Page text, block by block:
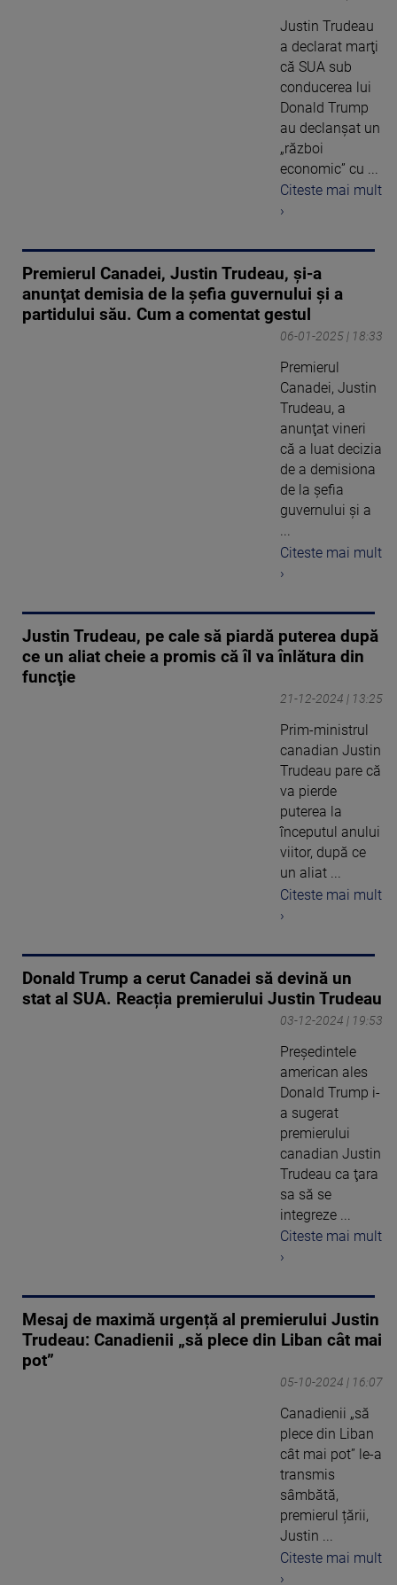
Justin Trudeau
a declarat marţi
că SUA sub
conducerea lui
Donald Trump
au declanşat un
„război
economic” cu ...
Citeste mai mult
›
Premierul Canadei, Justin Trudeau, şi-a
anunţat demisia de la şefia guvernului şi a
partidului său. Cum a comentat gestul
06-01-2025 | 18:33
Premierul
Canadei, Justin
Trudeau, a
anunţat vineri
că a luat decizia
de a demisiona
de la şefia
guvernului şi a
...
Citeste mai mult
›
Justin Trudeau, pe cale să piardă puterea după
ce un aliat cheie a promis că îl va înlătura din
funcţie
21-12-2024 | 13:25
Prim-ministrul
canadian Justin
Trudeau pare că
va pierde
puterea la
începutul anului
viitor, după ce
un aliat ...
Citeste mai mult
›
Donald Trump a cerut Canadei să devină un
stat al SUA. Reacția premierului Justin Trudeau
03-12-2024 | 19:53
Preşedintele
american ales
Donald Trump i-
a sugerat
premierului
canadian Justin
Trudeau ca ţara
sa să se
integreze ...
Citeste mai mult
›
Mesaj de maximă urgență al premierului Justin
Trudeau: Canadienii „să plece din Liban cât mai
pot”
05-10-2024 | 16:07
Canadienii „să
plece din Liban
cât mai pot” le-a
transmis
sâmbătă,
premierul țării,
Justin ...
Citeste mai mult
›